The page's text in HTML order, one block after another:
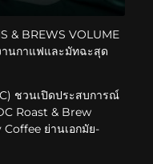
& BREWS VOLUME
านกาแฟและมัทฉะสุด
ชวนเปิดประสบการณ์
Roast & Brew
ย่านเอกมัย-